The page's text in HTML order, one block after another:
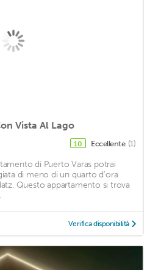
Vista Al Lago
10 Eccellente (1)
di Puerto Varas potrai
di meno di un quarto d'ora
Questo appartamento si trova
Verifica disponibilità